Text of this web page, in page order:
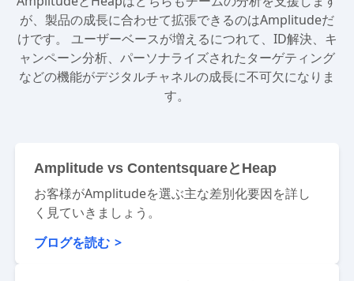
ださい
AmplitudeとHeapはどちらもチームの分析を支援します
が、製品の成長に合わせて拡張できるのはAmplitudeだ
けです。 ユーザーベースが増えるにつれて、ID解決、キ
ャンペーン分析、パーソナライズされたターゲティング
Amplitude vs ContentsquareとHeap
く見ていきましょう。